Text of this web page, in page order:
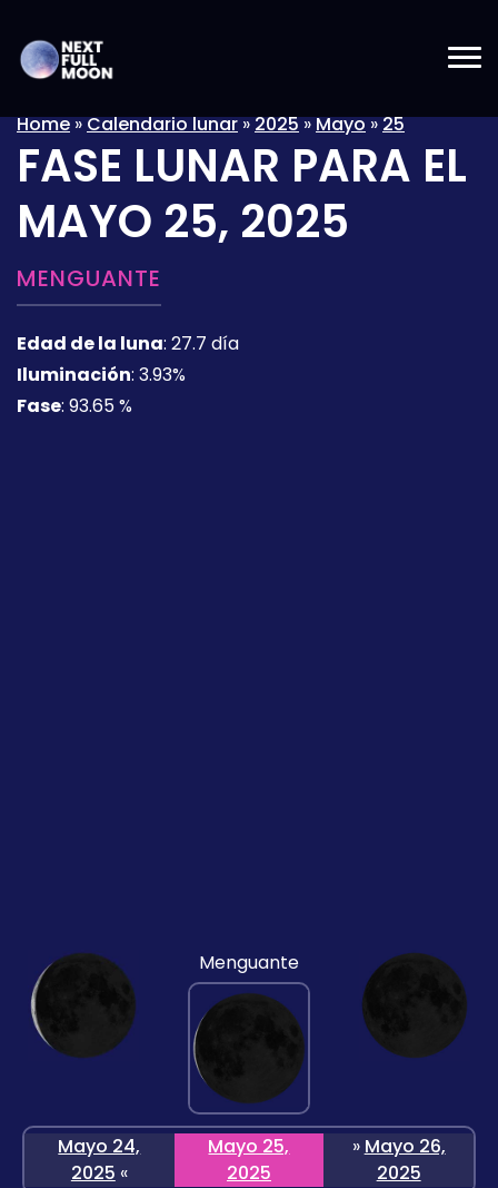
Home»Calendario lunar»2025»Mayo»25
FASE LUNAR PARA EL
MAYO 25, 2025
MENGUANTE
Edad de la luna: 27.7 día
Iluminación: 3.93%
Fase: 93.65 %
Menguante
Mayo 24,
2025 «
Mayo 25,
2025
» Mayo 26,
2025